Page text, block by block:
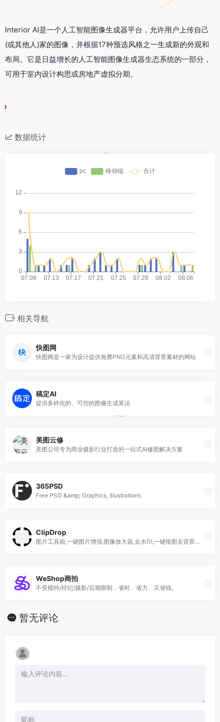
Interior AI是一个人工智能图像生成器平台，允许用户上传自己
(或其他人)家的图像，并根据17种预选风格之一生成新的外观和
布局。它是日益增长的人工智能图像生成器生态系统的一部分，
可用于室内设计构思或房地产虚拟分期。
数据统计
相关导航
快图网
快图网是一家为设计提供免费PNG元素和高清背景素材的网站
稿定AI
提供多样化的、可控的图像生成算法
美图云修
美图公司专为商业摄影行业打造的一站式AI修图解决方案
365PSD
Free PSD &amp; Graphics, Illustrations
ClipDrop
图片工具箱,一键图片增强,图像放大器,去水印,一键抠图去背景工具,智能打光神器,智能背景替换
WeShop商拍
不受模特/经纪/摄影/后期限制，省时、省力、又省钱。
暂无评论